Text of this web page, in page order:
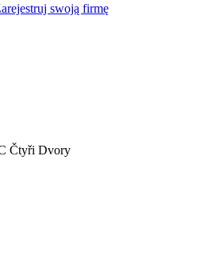
swoją firmę
Čtyři Dvory